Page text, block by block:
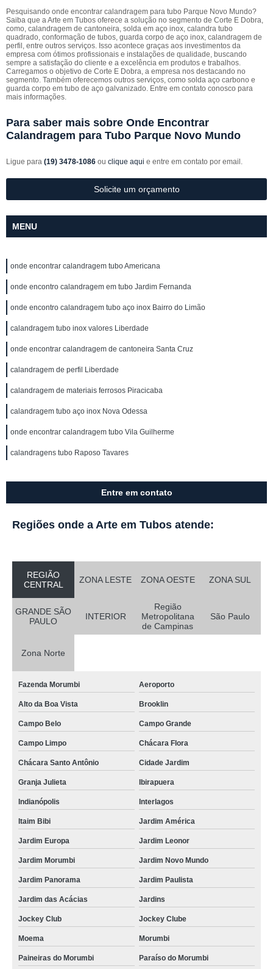
Pesquisando onde encontrar calandragem para tubo Parque Novo Mundo?
Saiba que a Arte em Tubos oferece a solução no segmento de Corte E Dobra,
como, calandragem de cantoneira, solda em aço inox, calandra tubo
quadrado, conformação de tubos, guarda corpo de aço inox, calandragem de
perfil, entre outros serviços. Isso acontece graças aos investimentos da
empresa com ótimos profissionais e instalações de qualidade, buscando
sempre a satisfação do cliente e a excelência em produtos e trabalhos.
Carregamos o objetivo de Corte E Dobra, a empresa nos destacando no
segmento. Também oferecemos outros serviços, como solda aço carbono e
guarda corpo em tubo de aço galvanizado. Entre em contato conosco para
mais informações.
Para saber mais sobre Onde Encontrar
Calandragem para Tubo Parque Novo Mundo
Ligue para (19) 3478-1086 ou clique aqui e entre em contato por email.
Solicite um orçamento
MENU
onde encontrar calandragem tubo Americana
onde encontro calandragem em tubo Jardim Fernanda
onde encontro calandragem tubo aço inox Bairro do Limão
calandragem tubo inox valores Liberdade
onde encontrar calandragem de cantoneira Santa Cruz
calandragem de perfil Liberdade
calandragem de materiais ferrosos Piracicaba
calandragem tubo aço inox Nova Odessa
onde encontrar calandragem tubo Vila Guilherme
calandragens tubo Raposo Tavares
Entre em contato
Regiões onde a Arte em Tubos atende:
REGIÃO
CENTRAL
ZONA LESTE ZONA OESTE ZONA SUL
GRANDE SÃO
PAULO
INTERIOR
Região
Metropolitana
de Campinas
São Paulo
Zona Norte
Fazenda Morumbi Aeroporto
Alto da Boa Vista Brooklin
Campo Belo Campo Grande
Campo Limpo Chácara Flora
Chácara Santo Antônio Cidade Jardim
Granja Julieta Ibirapuera
Indianópolis Interlagos
Itaim Bibi Jardim América
Jardim Europa Jardim Leonor
Jardim Morumbi Jardim Novo Mundo
Jardim Panorama Jardim Paulista
Jardim das Acácias Jardins
Jockey Club Jockey Clube
Moema Morumbi
Paineiras do Morumbi Paraíso do Morumbi